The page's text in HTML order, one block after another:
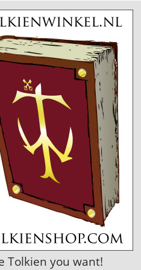
Tolkien you want!